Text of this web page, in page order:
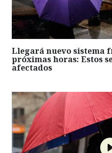
Llegará nuevo sistema
próximas horas: Estos
afectados